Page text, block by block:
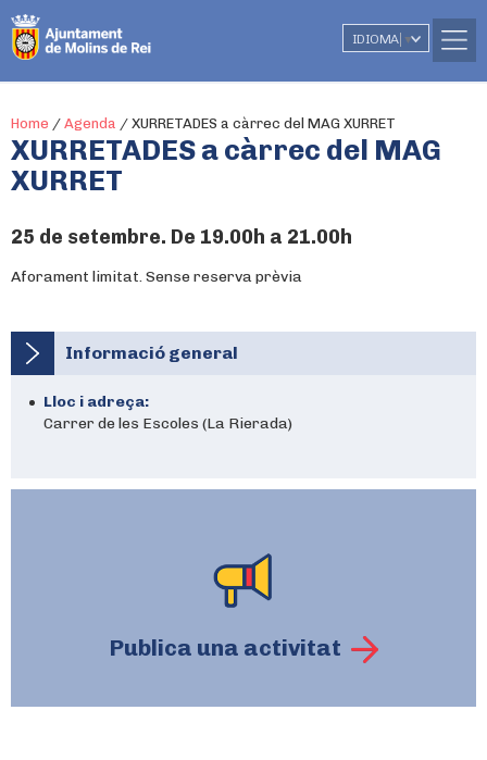
IDIOMA ▼
Home / Agenda / XURRETADES a càrrec del MAG XURRET
XURRETADES a càrrec del MAG
XURRET
25 de setembre. De 19.00h a 21.00h
Aforament limitat. Sense reserva prèvia
Informació general
Lloc i adreça:
Carrer de les Escoles (La Rierada)
Publica una activitat